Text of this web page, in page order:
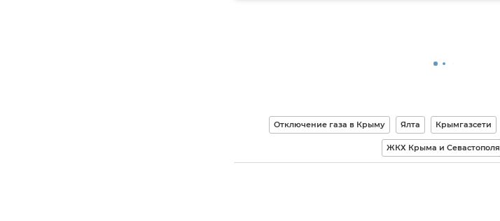
Отключение газа в Крыму Ялта Крымгазсети
ЖКХ Крыма и Севастополя